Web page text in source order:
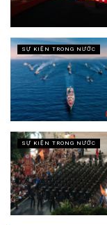
SỰ KIỆN TRONG NƯỚC
SỰ KIỆN TRONG NƯỚC